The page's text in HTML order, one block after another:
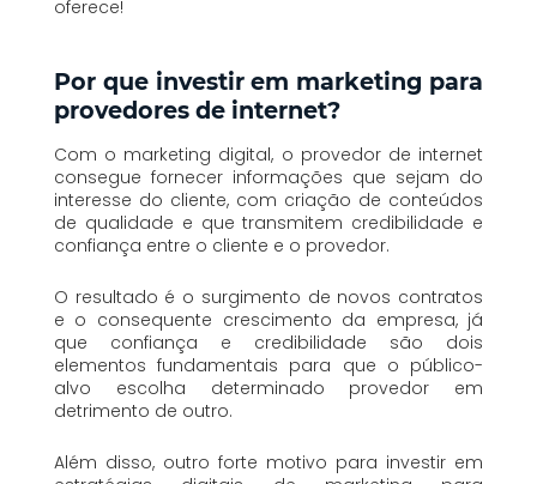
oferece!
Por que investir em marketing para
provedores de internet?
Com o marketing digital, o provedor de internet
consegue fornecer informações que sejam do
interesse do cliente, com criação de conteúdos
de qualidade e que transmitem credibilidade e
confiança entre o cliente e o provedor.
O resultado é o surgimento de novos contratos
e o consequente crescimento da empresa, já
que confiança e credibilidade são dois
elementos fundamentais para que o público-
alvo escolha determinado provedor em
detrimento de outro.
Além disso, outro forte motivo para investir em